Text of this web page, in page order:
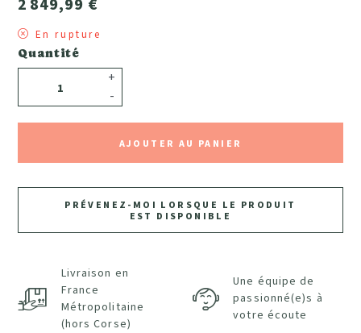
Quantité
-
+
AJOUTER AU PANIER
En rupture
PRÉVENEZ-MOI LORSQUE LE PRODUIT
EST DISPONIBLE
Livraison en
France
Métropolitaine
(hors Corse)
Une équipe de
passionné(e)s à
votre écoute